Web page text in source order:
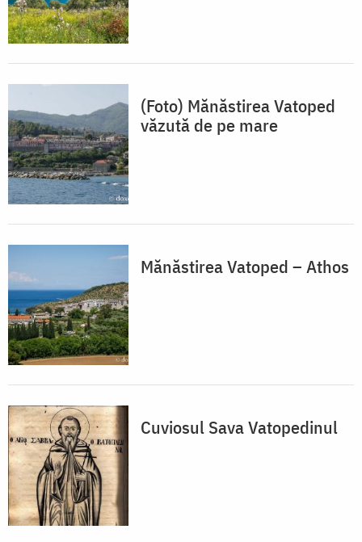
(Foto) Mănăstirea Vatoped
văzută de pe mare
Mănăstirea Vatoped – Athos
Cuviosul Sava Vatopedinul